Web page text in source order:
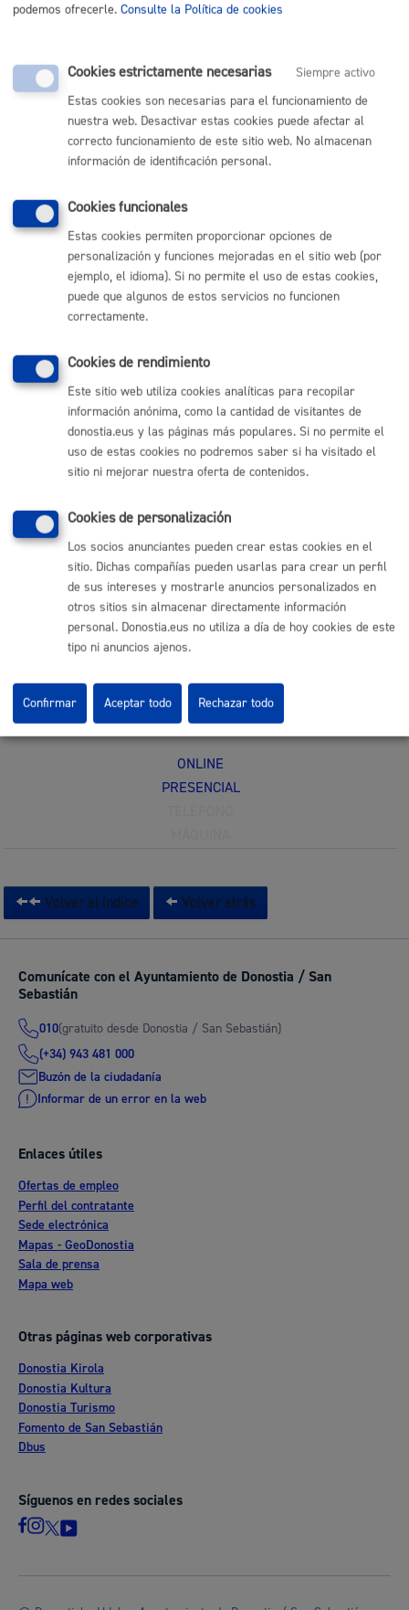
ONLINE
PRESENCIAL
TELÉFONO
MÁQUINA
Licencia de obra mayor * Online con certificado electrónico
ONLINE
PRESENCIAL
TELÉFONO
Licencia de obra menor en edificios residenciales
con certificado electrónico
ONLINE
PRESENCIAL
TELÉFONO
Licencia de obra menor exprés en vivienda
* Online con
certificado electrónico
ONLINE
PRESENCIAL
TELÉFONO
MÁQUINA
Licencia de Obras en locales * Online con certificado electrónico
ONLINE
PRESENCIAL
Volver al índice Volver atrás
Comunícate con el Ayuntamiento de Donostia / San
Sebastián
010(gratuito desde Donostia / San Sebastián)
(+34) 943 481 000
Buzón de la ciudadanía
Informar de un error en la web
Enlaces útiles
Ofertas de empleo
Perfil del contratante
Sede electrónica
Mapas - GeoDonostia
Sala de prensa
Mapa web
Otras páginas web corporativas
Donostia Kirola
Donostia Kultura
Donostia Turismo
Fomento de San Sebastián
Dbus
Síguenos en redes sociales
podemos ofrecerle. Consulte la Política de cookies
Cookies estrictamente necesarias
Siempre activo
Estas cookies son necesarias para el funcionamiento de
nuestra web. Desactivar estas cookies puede afectar al
correcto funcionamiento de este sitio web. No almacenan
información de identificación personal.
Cookies funcionales
Estas cookies permiten proporcionar opciones de
personalización y funciones mejoradas en el sitio web (por
ejemplo, el idioma). Si no permite el uso de estas cookies,
puede que algunos de estos servicios no funcionen
correctamente.
Cookies de rendimiento
Este sitio web utiliza cookies analíticas para recopilar
información anónima, como la cantidad de visitantes de
donostia.eus y las páginas más populares. Si no permite el
uso de estas cookies no podremos saber si ha visitado el
sitio ni mejorar nuestra oferta de contenidos.
Cookies de personalización
Los socios anunciantes pueden crear estas cookies en el
sitio. Dichas compañías pueden usarlas para crear un perfil
de sus intereses y mostrarle anuncios personalizados en
otros sitios sin almacenar directamente información
personal. Donostia.eus no utiliza a día de hoy cookies de este
tipo ni anuncios ajenos.
Rechazar todo
Confirmar Aceptar todo